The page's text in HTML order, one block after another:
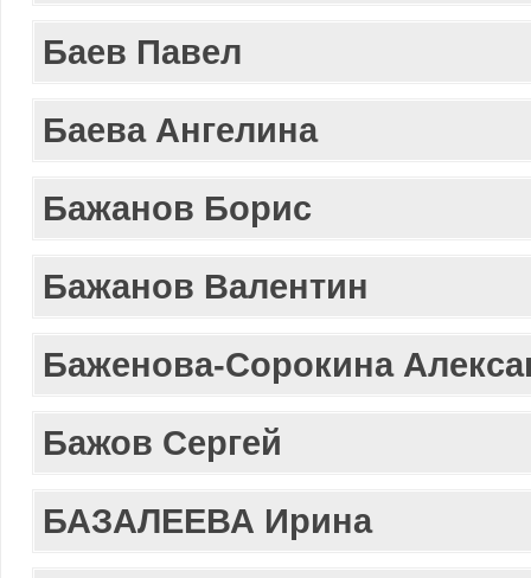
Баев Павел
Баева Ангелина
Бажанов Борис
Бажанов Валентин
Баженова-Сорокина
Бажов Сергей
БАЗАЛЕЕВА Ирина